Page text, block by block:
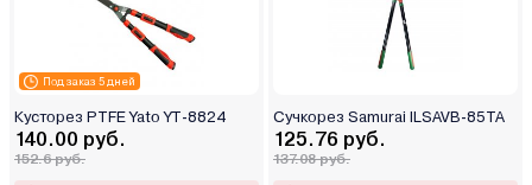
Под заказ 5 дней
Кусторез PTFE Yato YT-8824
140.00 руб.
152.6 руб.
Сучкорез Samurai ILSAVB-85TA
125.76 руб.
137.08 руб.